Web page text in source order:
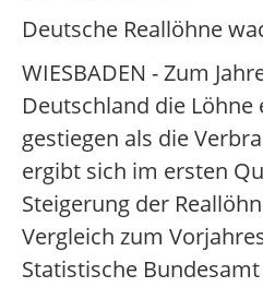
Deutsche Reallöhne
WIESBADEN - Zum
Deutschland die
gestiegen als die
ergibt sich im ersten
Steigerung der
Vergleich zum
Statistische